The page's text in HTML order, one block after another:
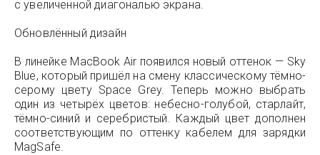
с увеличенной диагональю экрана.
Обновлённый дизайн
В линейке MacBook Air появился новый оттенок — Sky
Blue, который пришёл на смену классическому тёмно-
серому цвету Space Grey. Теперь можно выбрать
один из четырёх цветов: небесно-голубой, старлайт,
тёмно-синий и серебристый. Каждый цвет дополнен
соответствующим по оттенку кабелем для зарядки
MagSafe.